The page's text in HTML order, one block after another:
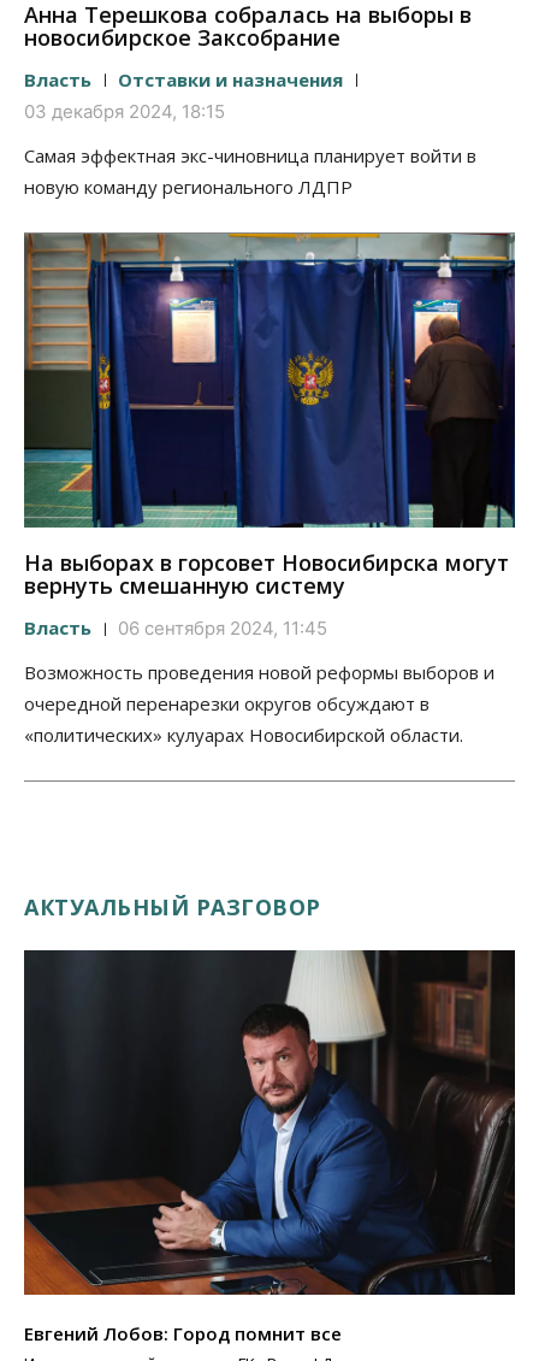
Анна Терешкова собралась на выборы в
новосибирское Заксобрание
Власть Отставки и назначения
03 декабря 2024, 18:15
Самая эффектная экс-чиновница планирует войти в
новую команду регионального ЛДПР
На выборах в горсовет Новосибирска могут
вернуть смешанную систему
Власть 06 сентября 2024, 11:45
Возможность проведения новой реформы выборов и
очередной перенарезки округов обсуждают в
«политических» кулуарах Новосибирской области.
АКТУАЛЬНЫЙ РАЗГОВОР
Евгений Лобов: Город помнит все